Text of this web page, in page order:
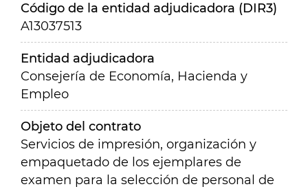
Código de la entidad adjudicadora (DIR3)
A13037513
Entidad adjudicadora
Consejería de Economía, Hacienda y
Empleo
Objeto del contrato
Servicios de impresión, organización y
empaquetado de los ejemplares de
examen para la selección de personal de